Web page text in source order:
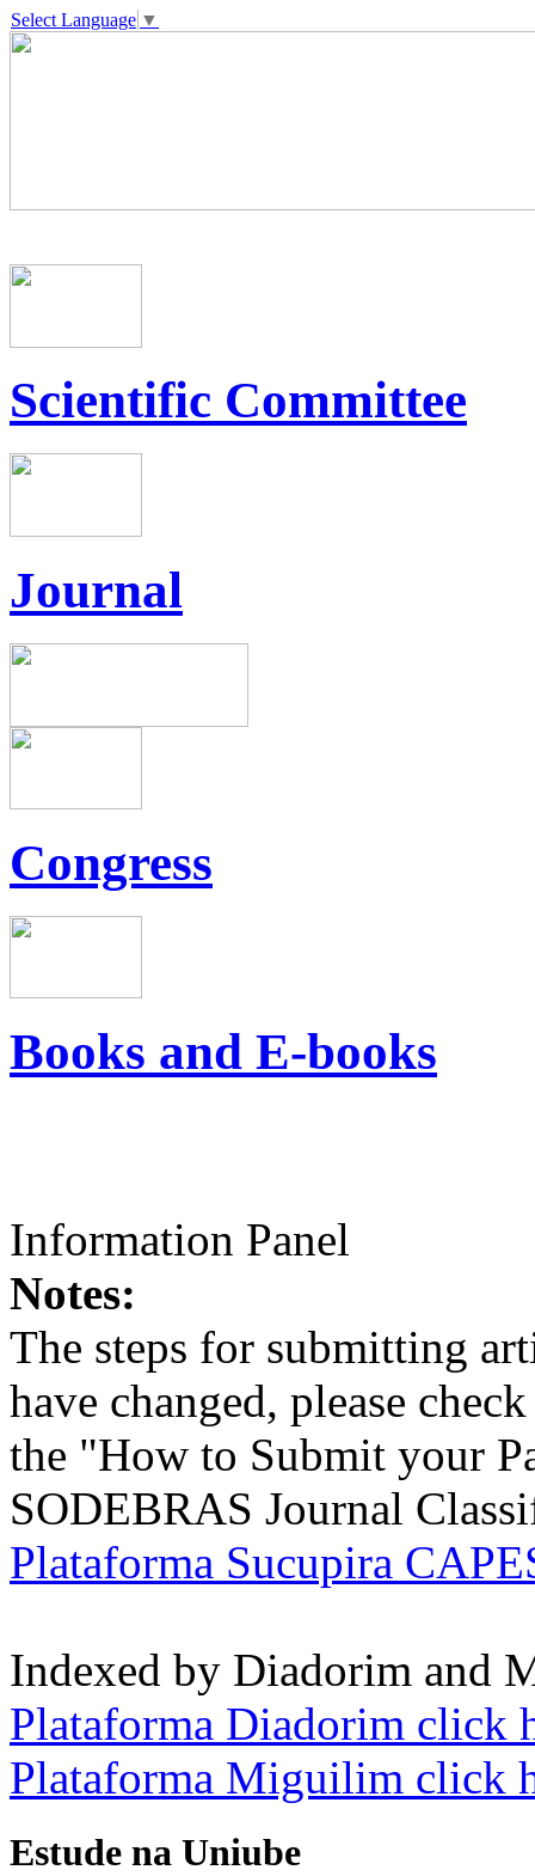
Select Language ▼
Scientific Committee
Journal
Congress
Books and E-books
Information Panel
Notes:
The steps for submitting
have changed, please
the "How to Submit your
SODEBRAS Journal
Plataforma Sucupira
Indexed by Diadorim and
Plataforma Diadorim click
Plataforma Miguilim click
Estude na Uniube